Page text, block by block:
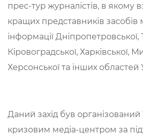
прес-тур журналістів, в якому
кращих представників засобів
інформації Дніпропетровської,
Кіровоградської, Харківської,
Херсонської та інших областей
Даний захід був організований
кризовим медіа-центром за